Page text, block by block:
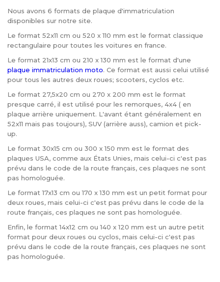
Nous avons 6 formats de plaque d'immatriculation
disponibles sur notre site.
Le format 52x11 cm ou 520 x 110 mm est le format classique
rectangulaire pour toutes les voitures en france.
Le format 21x13 cm ou 210 x 130 mm est le format d'une
plaque immatriculation moto. Ce format est aussi celui utilisé
pour tous les autres deux roues; scooters, cyclos etc.
Le format 27,5x20 cm ou 270 x 200 mm est le format
presque carré, il est utilisé pour les remorques, 4x4 ( en
plaque arrière uniquement. L'avant étant généralement en
52x11 mais pas toujours), SUV (arrière auss), camion et pick-
up.
Le format 30x15 cm ou 300 x 150 mm est le format des
plaques USA, comme aux États Unies, mais celui-ci c'est pas
prévu dans le code de la route français, ces plaques ne sont
pas homologuée.
Le format 17x13 cm ou 170 x 130 mm est un petit format pour
deux roues, mais celui-ci c'est pas prévu dans le code de la
route français, ces plaques ne sont pas homologuée.
Enfin, le format 14x12 cm ou 140 x 120 mm est un autre petit
format pour deux roues ou cyclos, mais celui-ci c'est pas
prévu dans le code de la route français, ces plaques ne sont
pas homologuée.